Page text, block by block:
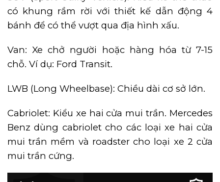
có khung rầm rời với thiết kế dẫn động 4
bánh để có thể vượt qua địa hình xấu.
Van: Xe chở người hoặc hàng hóa từ 7-15
chỗ. Ví dụ: Ford Transit.
LWB (Long Wheelbase): Chiều dài cơ sở lớn.
Cabriolet: Kiểu xe hai cửa mui trần. Mercedes
Benz dùng cabriolet cho các loại xe hai cửa
mui trần mềm và roadster cho loại xe 2 cửa
mui trần cứng.